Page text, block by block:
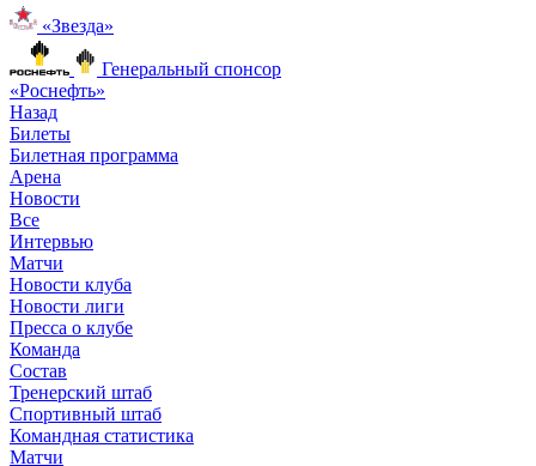
«Звезда»
Генеральный спонсор
«Роснефть»
Назад
Билеты
Билетная программа
Арена
Новости
Все
Интервью
Матчи
Новости клуба
Новости лиги
Пресса о клубе
Команда
Состав
Тренерский штаб
Спортивный штаб
Командная статистика
Матчи